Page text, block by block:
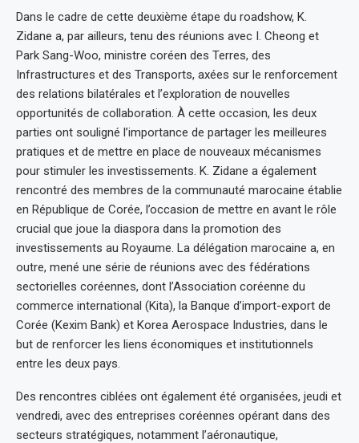
Dans le cadre de cette deuxième étape du roadshow, K.
Zidane a, par ailleurs, tenu des réunions avec I. Cheong et
Park Sang-Woo, ministre coréen des Terres, des
Infrastructures et des Transports, axées sur le renforcement
des relations bilatérales et l’exploration de nouvelles
opportunités de collaboration. À cette occasion, les deux
parties ont souligné l’importance de partager les meilleures
pratiques et de mettre en place de nouveaux mécanismes
pour stimuler les investissements. K. Zidane a également
rencontré des membres de la communauté marocaine établie
en République de Corée, l’occasion de mettre en avant le rôle
crucial que joue la diaspora dans la promotion des
investissements au Royaume. La délégation marocaine a, en
outre, mené une série de réunions avec des fédérations
sectorielles coréennes, dont l’Association coréenne du
commerce international (Kita), la Banque d’import-export de
Corée (Kexim Bank) et Korea Aerospace Industries, dans le
but de renforcer les liens économiques et institutionnels
entre les deux pays.
Des rencontres ciblées ont également été organisées, jeudi et
vendredi, avec des entreprises coréennes opérant dans des
secteurs stratégiques, notamment l’aéronautique,